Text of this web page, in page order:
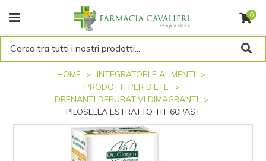
0
Cerca tra tutti i nostri prodotti...
HOME
INTEGRATORI E ALIMENTI
PRODOTTI PER DIETE
DRENANTI DEPURATIVI DIMAGRANTI
PILOSELLA ESTRATTO TIT 60PAST